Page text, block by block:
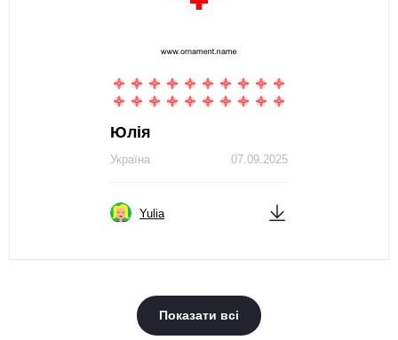
Юлія
07.09.2025
Україна
Yulia
Показати всі